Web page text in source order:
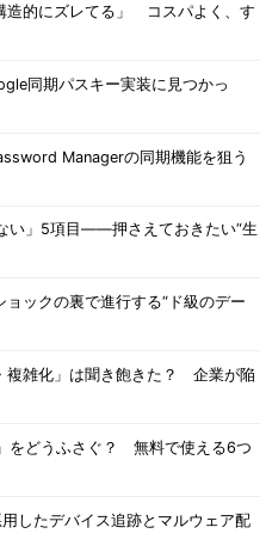
造的にズレてる」 コスパよく、す
同期パスキー実装に見つかっ
Managerの同期機能を狙う
い」5項目――押さえておきたい“生
ックの裏で進行する“ド級のデー
複雑化」は聞き飽きた？ 企業が陥
をどうふさぐ？ 無料で使える6つ
したデバイス追跡とマルウェア配